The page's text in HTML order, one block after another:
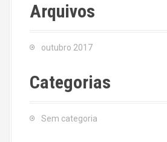
Arquivos
outubro 2017
Categorias
Sem categoria